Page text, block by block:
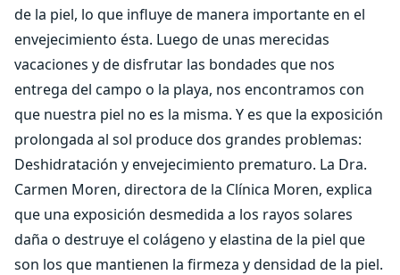
de la piel, lo que influye de manera importante en el
envejecimiento ésta. Luego de unas merecidas
vacaciones y de disfrutar las bondades que nos
entrega del campo o la playa, nos encontramos con
que nuestra piel no es la misma. Y es que la exposición
prolongada al sol produce dos grandes problemas:
Deshidratación y envejecimiento prematuro. La Dra.
Carmen Moren, directora de la Clínica Moren, explica
que una exposición desmedida a los rayos solares
daña o destruye el colágeno y elastina de la piel que
son los que mantienen la firmeza y densidad de la piel.